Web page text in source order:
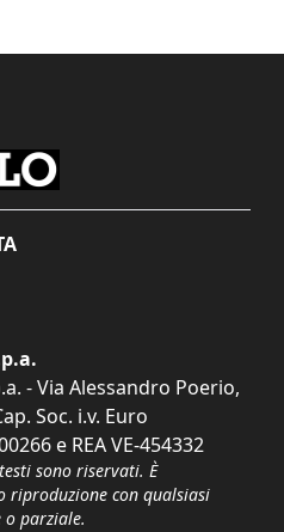
- Via Alessandro Poerio,
Soc. i.v. Euro
e REA VE-454332
sono riservati. È
riproduzione con qualsiasi
parziale.